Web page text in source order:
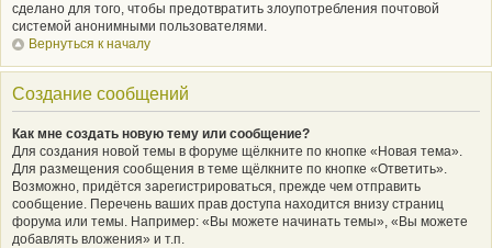
сделано для того, чтобы предотвратить злоупотребления почтовой
системой анонимными пользователями.
Вернуться к началу
Создание сообщений
Как мне создать новую тему или сообщение?
Для создания новой темы в форуме щёлкните по кнопке «Новая тема».
Для размещения сообщения в теме щёлкните по кнопке «Ответить».
Возможно, придётся зарегистрироваться, прежде чем отправить
сообщение. Перечень ваших прав доступа находится внизу страниц
форума или темы. Например: «Вы можете начинать темы», «Вы можете
добавлять вложения» и т.п.